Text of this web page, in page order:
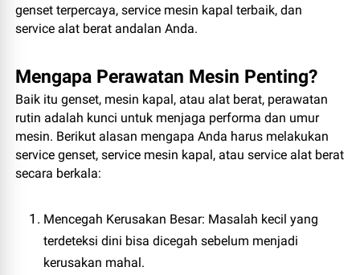
genset terpercaya, service mesin kapal terbaik, dan
service alat berat andalan Anda.
Mengapa Perawatan Mesin Penting?
Baik itu genset, mesin kapal, atau alat berat, perawatan
rutin adalah kunci untuk menjaga performa dan umur
mesin. Berikut alasan mengapa Anda harus melakukan
service genset, service mesin kapal, atau service alat berat
secara berkala:
Mencegah Kerusakan Besar: Masalah kecil yang
terdeteksi dini bisa dicegah sebelum menjadi
kerusakan mahal.